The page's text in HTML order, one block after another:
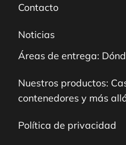
Contacto
Noticias
Áreas de entrega:
Nuestros productos:
contenedores y más
Política de privacidad